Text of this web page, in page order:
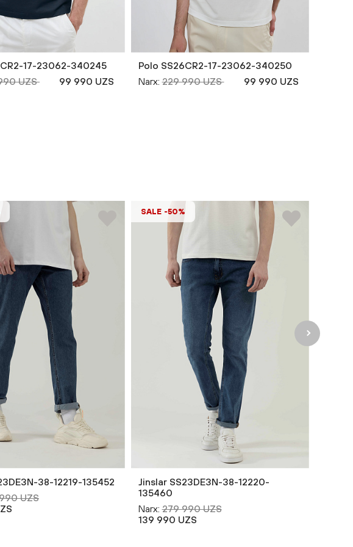
17-23062-340245
UZS 99 990 UZS
Polo SS26CR2-17-23062-340250
Narx: 229 990 UZS 99 990 UZS
38-12219-135452
UZS
SALE -50%
Jinslar SS23DE3N-38-12220-
135460
Narx: 279 990 UZS
139 990 UZS